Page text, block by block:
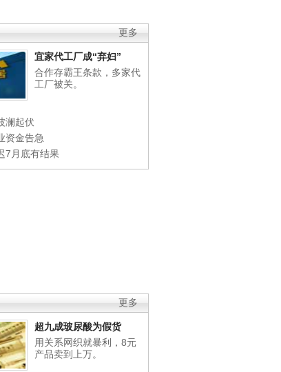
更多
宜家代工厂成“弃妇”
合作存霸王条款，多家代
工厂被关。
澜起伏
资金告急
7月底有结果
更多
超九成玻尿酸为假货
用关系网织就暴利，8元
产品卖到上万。